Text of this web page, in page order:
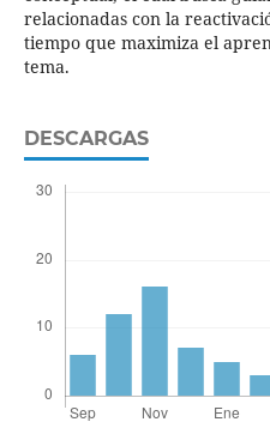
relacionadas con la
tiempo que maximiza el
tema.
DESCARGAS